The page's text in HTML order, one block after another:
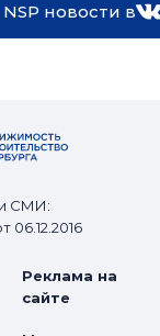
NSP новости в
СМИ:
Реклама на
сайте